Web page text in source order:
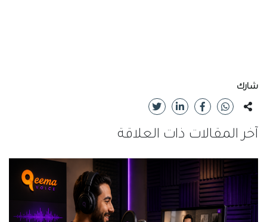
شارك
آخر المقالات ذات العلاقة